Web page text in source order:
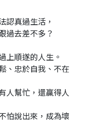
認真過生活，
過去差不多？
上順遂的人生。
、忠於自我、不在
人幫忙，還贏得人
怕說出來，成為壞